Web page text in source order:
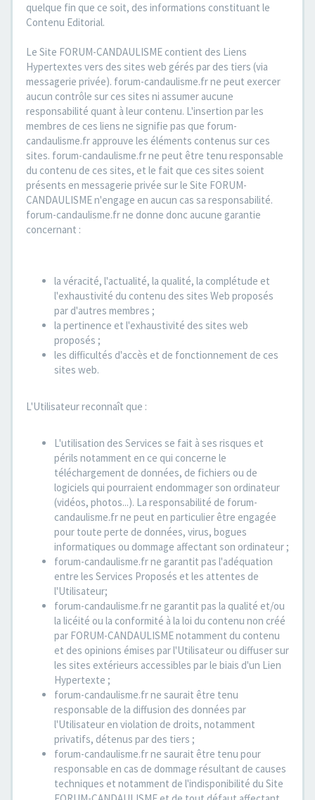
quelque fin que ce soit, des informations constituant le
Contenu Editorial.
Le Site FORUM-CANDAULISME contient des Liens
Hypertextes vers des sites web gérés par des tiers (via
messagerie privée). forum-candaulisme.fr ne peut exercer
aucun contrôle sur ces sites ni assumer aucune
responsabilité quant à leur contenu. L'insertion par les
membres de ces liens ne signifie pas que forum-
candaulisme.fr approuve les éléments contenus sur ces
sites. forum-candaulisme.fr ne peut être tenu responsable
du contenu de ces sites, et le fait que ces sites soient
présents en messagerie privée sur le Site FORUM-
CANDAULISME n'engage en aucun cas sa responsabilité.
forum-candaulisme.fr ne donne donc aucune garantie
concernant :
la véracité, l'actualité, la qualité, la complétude et
l'exhaustivité du contenu des sites Web proposés
par d'autres membres ;
la pertinence et l'exhaustivité des sites web
proposés ;
les difficultés d'accès et de fonctionnement de ces
sites web.
L'Utilisateur reconnaît que :
L'utilisation des Services se fait à ses risques et
périls notamment en ce qui concerne le
téléchargement de données, de fichiers ou de
logiciels qui pourraient endommager son ordinateur
(vidéos, photos...). La responsabilité de forum-
candaulisme.fr ne peut en particulier être engagée
pour toute perte de données, virus, bogues
informatiques ou dommage affectant son ordinateur ;
forum-candaulisme.fr ne garantit pas l'adéquation
entre les Services Proposés et les attentes de
l'Utilisateur;
forum-candaulisme.fr ne garantit pas la qualité et/ou
la licéité ou la conformité à la loi du contenu non créé
par FORUM-CANDAULISME notamment du contenu
et des opinions émises par l'Utilisateur ou diffuser sur
les sites extérieurs accessibles par le biais d'un Lien
Hypertexte ;
forum-candaulisme.fr ne saurait être tenu
responsable de la diffusion des données par
l'Utilisateur en violation de droits, notamment
privatifs, détenus par des tiers ;
forum-candaulisme.fr ne saurait être tenu pour
responsable en cas de dommage résultant de causes
techniques et notamment de l'indisponibilité du Site